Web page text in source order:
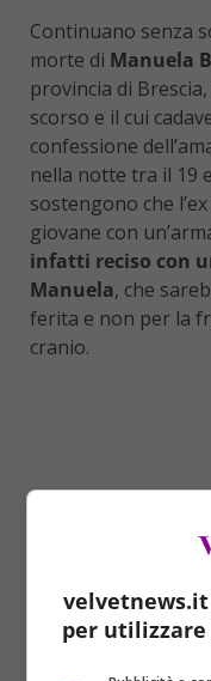
Continuano senza
morte di Manuela
provincia di
scorso e il cui
confessione
nella notte tra il 19
sostengono che
giovane con
infatti reciso con
Manuela, che
ferita e non per la
cranio.
per